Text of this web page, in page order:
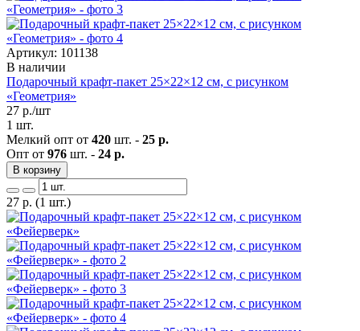
Артикул: 101138
В наличии
Подарочный крафт-пакет 25×22×12 см, с рисунком
«Геометрия»
27 р./шт
1 шт.
Мелкий опт от 420 шт. - 25 р.
Опт от 976 шт. - 24 р.
В корзину
27 р. (1 шт.)